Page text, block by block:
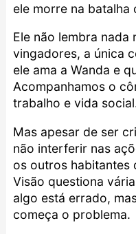
ele morre na batalha
Ele não lembra nada
vingadores, a única
ele ama a Wanda e
Acompanhamos o
trabalho e vida
Mas apesar de ser
não interferir nas
os outros habitantes
Visão questiona
algo está errado,
começa o problema.